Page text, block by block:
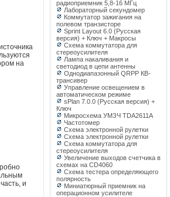
на
и
радиоприемник 5,8-16 МГц
Лабораторный секундомер
Коммутатор зажигания на
полевом транзисторе
Sprint Layout 6.0 (Русская
версия) + Ключ + Макросы
Схема коммутатора для
стереоусилителя
Лампа накаливания и
светодиод в цепи антенны
Однодиапазонный QRPP КВ-
трансивер
Управление освещением в
автоматическом режиме
sPlan 7.0.0 (Русская версия) +
Ключ
Микросхема УМЗЧ TDA2611A
Частотомер
Схема электронной рулетки
Схема электронной рулетки
Схема коммутатора для
стереоусилителя
Увеличение выходов счетчика в
схемах на CD4060
Схема тестера определяющего
полярность
Миниатюрный приемник на
операционном усилителе